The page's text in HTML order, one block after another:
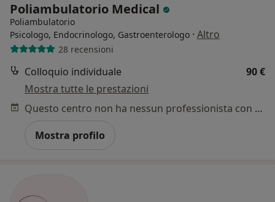
Poliambulatorio Medical
Poliambulatorio
Psicologo, Endocrinologo, Gastroenterologo · Altro
28 recensioni
Colloquio individuale
90 €
Mostra tutte le prestazioni
Questo centro non ha nessun professionista con date disponibili
Mostra profilo